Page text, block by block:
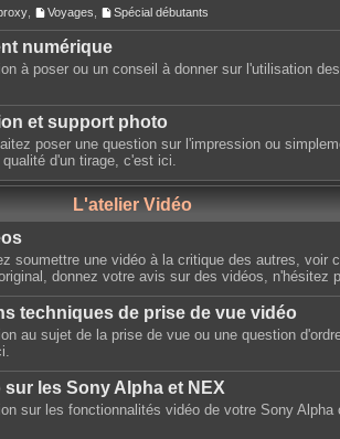
Voyages Spécial débutants
numérique
à poser ou un conseil à donner sur l'utilisation
et support photo
poser une question sur l'impression ou
d'un tirage, c'est ici.
L'atelier Vidéo
soumettre une vidéo à la critique des autres, voir
donnez votre avis sur des vidéos, n'hésitez
techniques de prise de vue vidéo
au sujet de la prise de vue ou une question
sur les Sony Alpha et NEX
sur les fonctionnalités vidéo de votre Sony Alpha